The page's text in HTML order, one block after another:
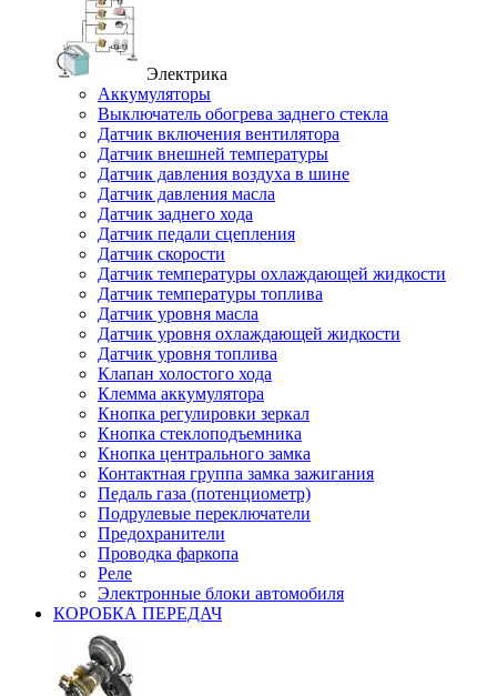
Электрика
Аккумуляторы
Выключатель обогрева заднего стекла
Датчик включения вентилятора
Датчик внешней температуры
Датчик давления воздуха в шине
Датчик давления масла
Датчик заднего хода
Датчик педали сцепления
Датчик скорости
Датчик температуры охлаждающей жидкости
Датчик температуры топлива
Датчик уровня масла
Датчик уровня охлаждающей жидкости
Датчик уровня топлива
Клапан холостого хода
Клемма аккумулятора
Кнопка регулировки зеркал
Кнопка стеклоподъемника
Кнопка центрального замка
Контактная группа замка зажигания
Педаль газа (потенциометр)
Подрулевые переключатели
Предохранители
Проводка фаркопа
Реле
Электронные блоки автомобиля
КОРОБКА ПЕРЕДАЧ